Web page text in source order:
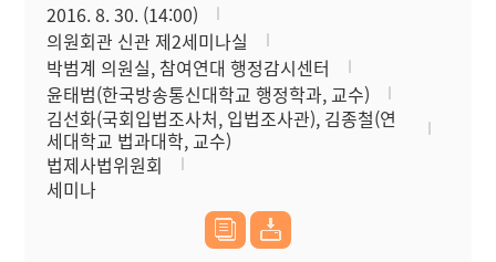
2016. 8. 30. (14:00)
의원회관 신관 제2세미나실
박범계 의원실, 참여연대 행정감시센터
윤태범(한국방송통신대학교 행정학과, 교수)
김선화(국회입법조사처, 입법조사관), 김종철(연
세대학교 법과대학, 교수)
법제사법위원회
세미나